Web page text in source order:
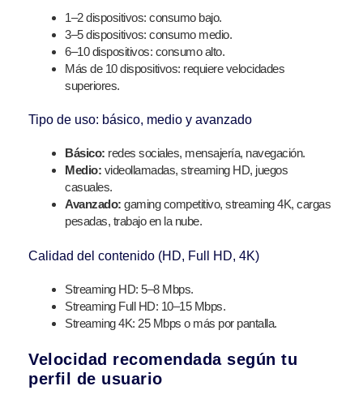
1–2 dispositivos: consumo bajo.
3–5 dispositivos: consumo medio.
6–10 dispositivos: consumo alto.
Más de 10 dispositivos: requiere velocidades
superiores.
Tipo de uso: básico, medio y avanzado
Básico: redes sociales, mensajería, navegación.
Medio: videollamadas, streaming HD, juegos
casuales.
Avanzado: gaming competitivo, streaming 4K, cargas
pesadas, trabajo en la nube.
Calidad del contenido (HD, Full HD, 4K)
Streaming HD: 5–8 Mbps.
Streaming Full HD: 10–15 Mbps.
Streaming 4K: 25 Mbps o más por pantalla.
Velocidad recomendada según tu
perfil de usuario